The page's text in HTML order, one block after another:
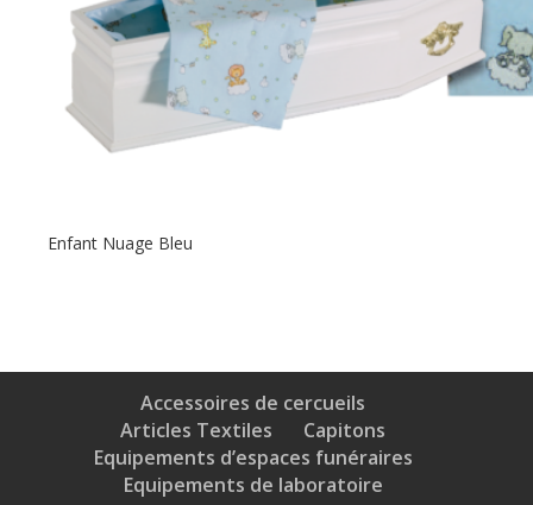
Enfant Nuage Bleu
Accessoires de cercueils
Articles Textiles
Capitons
Equipements d’espaces funéraires
Equipements de laboratoire